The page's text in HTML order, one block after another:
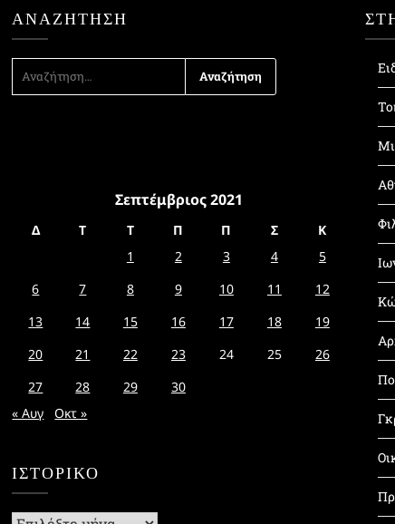
ΑΝΑΖΉΤΗΣΗ
ΓΙΑ:
Σεπτέμβριος 2021
Δ Τ Τ Π Π Σ
Κ
1
2 3 4
5
6
7 8 9 10 11
12
13
14 15 16 17 18
19
20
21 22 23 24 25
26
27
28 29
30
« Αυγ
Οκτ »
ΙΣΤΟΡΙΚΌ
Ιστορικό